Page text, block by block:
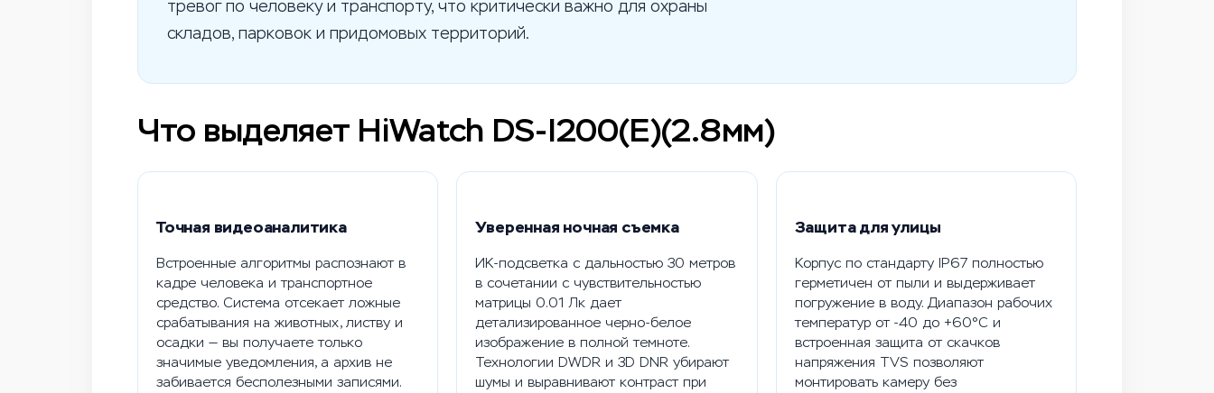
тревог по человеку и транспорту, что критически важно для охраны
складов, парковок и придомовых территорий.
Что выделяет HiWatch DS-I200(E)(2.8мм)
Точная видеоаналитика
Встроенные алгоритмы распознают в
кадре человека и транспортное
средство. Система отсекает ложные
срабатывания на животных, листву и
осадки — вы получаете только
значимые уведомления, а архив не
забивается бесполезными записями.
Уверенная ночная съемка
ИК-подсветка с дальностью 30 метров
в сочетании с чувствительностью
матрицы 0.01 Лк дает
детализированное черно-белое
изображение в полной темноте.
Технологии DWDR и 3D DNR убирают
шумы и выравнивают контраст при
Защита для улицы
Корпус по стандарту IP67 полностью
герметичен от пыли и выдерживает
погружение в воду. Диапазон рабочих
температур от -40 до +60°C и
встроенная защита от скачков
напряжения TVS позволяют
монтировать камеру без